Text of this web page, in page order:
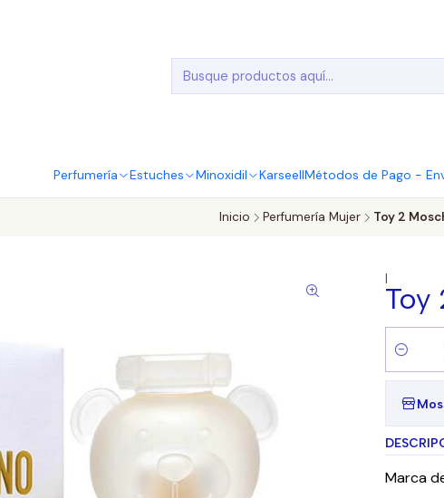
Perfumería Estuches Minoxidil KarseellMétodos de Pago -
Inicio Perfumería Mujer Toy 2
|
Toy
Cantidad
Marca